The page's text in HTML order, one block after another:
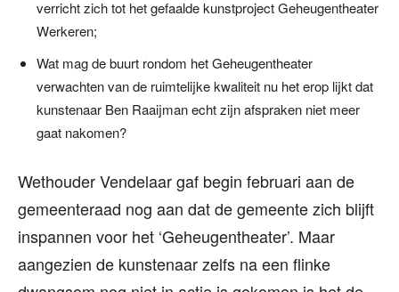
verricht zich tot het gefaalde kunstproject Geheugentheater
Werkeren;
Wat mag de buurt rondom het Geheugentheater
verwachten van de ruimtelijke kwaliteit nu het erop lijkt dat
kunstenaar Ben Raaijman echt zijn afspraken niet meer
gaat nakomen?
Wethouder Vendelaar gaf begin februari aan de
gemeenteraad nog aan dat de gemeente zich blijft
inspannen voor het ‘Geheugentheater’. Maar
aangezien de kunstenaar zelfs na een flinke